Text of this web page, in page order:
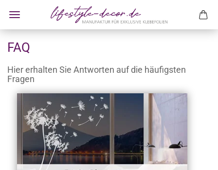
FAQ
Hier erhalten Sie Antworten auf die häufigsten
Fragen